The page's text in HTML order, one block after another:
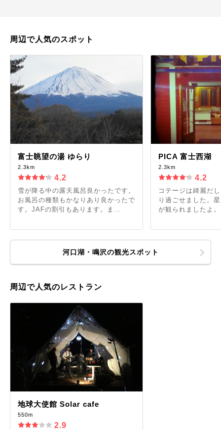
周辺で人気のスポット
富士眺望の湯 ゆらり
2.3km
4.2
雪が降る中の露天風呂良かったです。
お風呂の種類もかなりあり良かったで
す。JAFの割引もあります。ま...
PICA 富士西湖
2.3km
4.2
コテージは綺麗だ
り過ごせました。
が観られましたよ。
河口湖・鳴沢の観光スポット
周辺で人気のレストラン
地球大使館 Solar cafe
550m
2.9